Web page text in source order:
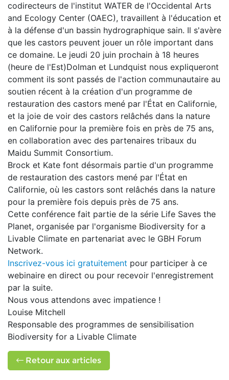
codirecteurs de l'institut WATER de l'Occidental Arts
and Ecology Center (OAEC), travaillent à l'éducation et
à la défense d'un bassin hydrographique sain. Il s'avère
que les castors peuvent jouer un rôle important dans
ce domaine. Le jeudi 20 juin prochain à 18 heures
(heure de l'Est)Dolman et Lundquist nous expliqueront
comment ils sont passés de l'action communautaire au
soutien récent à la création d'un programme de
restauration des castors mené par l'État en Californie,
et la joie de voir des castors relâchés dans la nature
en Californie pour la première fois en près de 75 ans,
en collaboration avec des partenaires tribaux du
Maidu Summit Consortium.
Brock et Kate font désormais partie d'un programme
de restauration des castors mené par l'État en
Californie, où les castors sont relâchés dans la nature
pour la première fois depuis près de 75 ans.
Cette conférence fait partie de la série Life Saves the
Planet, organisée par l'organisme Biodiversity for a
Livable Climate en partenariat avec le GBH Forum
Network.
Inscrivez-vous ici gratuitement pour participer à ce
webinaire en direct ou pour recevoir l'enregistrement
par la suite.
Nous vous attendons avec impatience !
Louise Mitchell
Responsable des programmes de sensibilisation
Biodiversity for a Livable Climate
Retour aux articles